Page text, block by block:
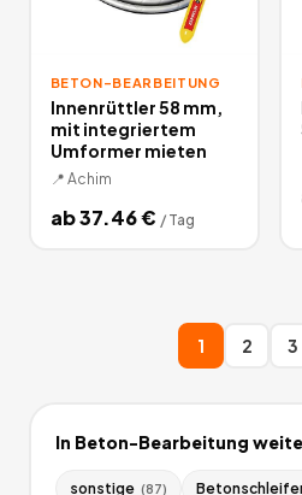
BETON-BEARBEITUNG
Innenrüttler 58 mm,
mit integriertem
Umformer mieten
📍 Achim
ab37.46€ / Tag
1 2 3
In Beton-Bearbeitung
sonstige (87)